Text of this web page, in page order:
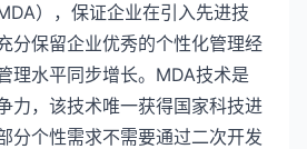
），保证企业在引入先进技
分保留企业优秀的个性化管理经
理水平同步增长。MDA技术是
力，该技术唯一获得国家科技进
分个性需求不需要通过二次开发